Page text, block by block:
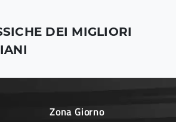
DEI MIGLIORI
Zona Giorno